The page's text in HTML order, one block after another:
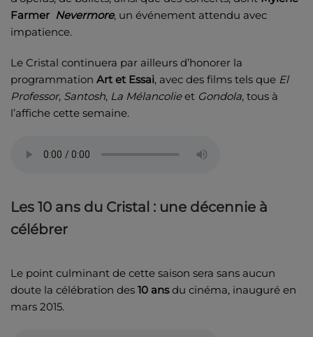
Farmer Nevermore, un événement attendu avec
impatience.
Le Cristal continuera par ailleurs d’honorer la
programmation Art et Essai, avec des films tels que El
Professor, Santosh, La Mélancolieet Gondola, tous à
l’affiche cette semaine.
Les 10 ans du Cristal : une décennie à
célébrer
Le point culminant de cette saison sera sans aucun
doute la célébration des 10 ansdu cinéma, inauguré en
mars 2015.